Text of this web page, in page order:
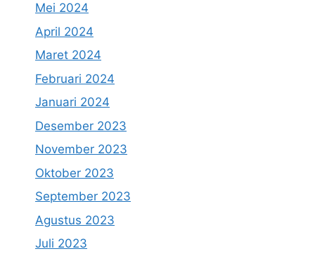
Mei 2024
April 2024
Maret 2024
Februari 2024
Januari 2024
Desember 2023
November 2023
Oktober 2023
September 2023
Agustus 2023
Juli 2023